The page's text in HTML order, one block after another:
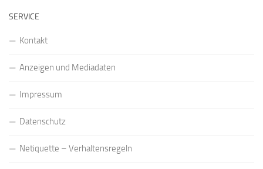
SERVICE
Kontakt
Anzeigen und Mediadaten
Impressum
Datenschutz
Netiquette – Verhaltensregeln